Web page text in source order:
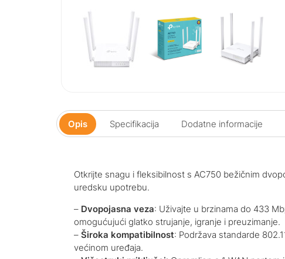
Opis Specifikacija Dodatne informacije
Otkrijte snagu i fleksibilnost s AC750 bežičnim
uredsku upotrebu.
– Dvopojasna veza: Uživajte u brzinama do 433
omogućujući glatko strujanje, igranje i preuzimanje.
– Široka kompatibilnost: Podržava standarde
većinom uređaja.